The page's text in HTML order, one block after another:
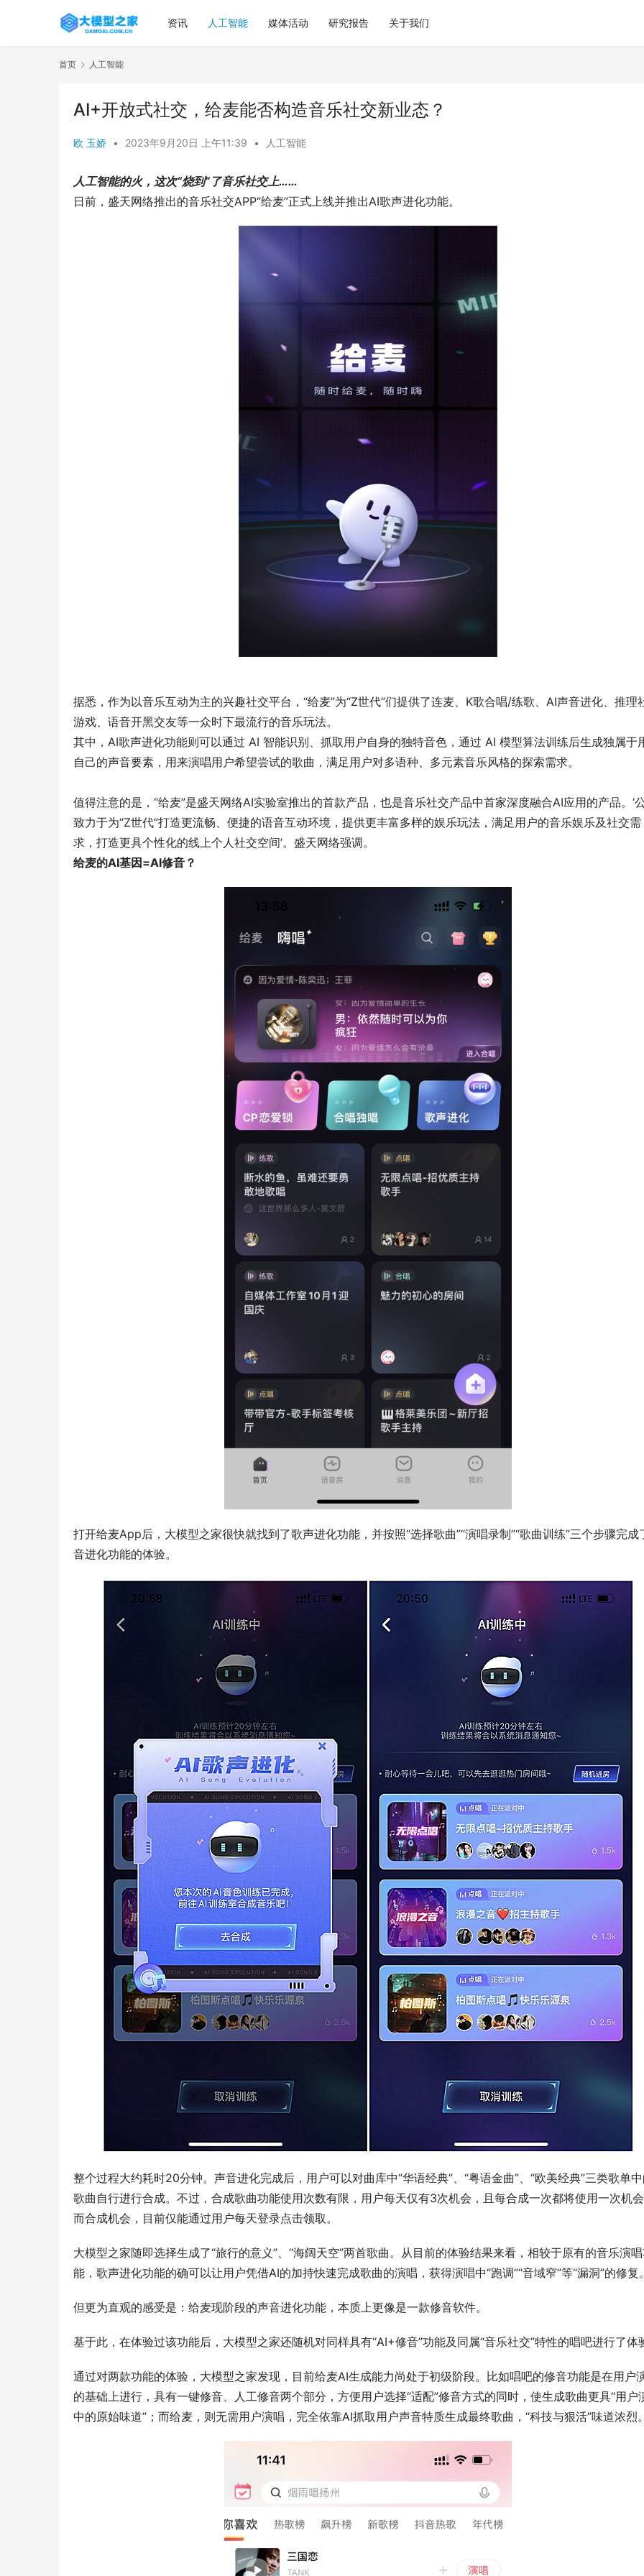
资讯 人工智能 媒体活动 研究报告 关于我们
首页 人工智能
AI+开放式社交，给麦能否构造音乐社交新业态？
欧 玉娇 • 2023年9月20日 上午11:39 • 人工智能
人工智能的火，这次“烧到”了音乐社交上……
日前，盛天网络推出的音乐社交APP“给麦”正式上线并推出AI歌声进化功能。
据悉，作为以音乐互动为主的兴趣社交平台，“给麦”为“Z世代”们提供了连麦、K歌合唱/练歌、AI声音进化、推理
游戏、语音开黑交友等一众时下最流行的音乐玩法。
其中，AI歌声进化功能则可以通过 AI 智能识别、抓取用户自身的独特音色，通过 AI 模型算法训练后生成独属于
自己的声音要素，用来演唱用户希望尝试的歌曲，满足用户对多语种、多元素音乐风格的探索需求。
值得注意的是，“给麦”是盛天网络AI实验室推出的首款产品，也是音乐社交产品中首家深度融合AI应用的产品。‘
致力于为“Z世代”打造更流畅、便捷的语音互动环境，提供更丰富多样的娱乐玩法，满足用户的音乐娱乐及社交需
求，打造更具个性化的线上个人社交空间’。盛天网络强调。
给麦的AI基因=AI修音？
打开给麦App后，大模型之家很快就找到了歌声进化功能，并按照“选择歌曲”“演唱录制”“歌曲训练”三个步骤完成
音进化功能的体验。
整个过程大约耗时20分钟。声音进化完成后，用户可以对曲库中“华语经典”、“粤语金曲”、“欧美经典”三类歌单
歌曲自行进行合成。不过，合成歌曲功能使用次数有限，用户每天仅有3次机会，且每合成一次都将使用一次机
而合成机会，目前仅能通过用户每天登录点击领取。
大模型之家随即选择生成了“旅行的意义”、“海阔天空”两首歌曲。从目前的体验结果来看，相较于原有的音乐演
能，歌声进化功能的确可以让用户凭借AI的加持快速完成歌曲的演唱，获得演唱中“跑调”“音域窄”等“漏洞”的修复
但更为直观的感受是：给麦现阶段的声音进化功能，本质上更像是一款修音软件。
基于此，在体验过该功能后，大模型之家还随机对同样具有“AI+修音”功能及同属“音乐社交”特性的唱吧进行了体
通过对两款功能的体验，大模型之家发现，目前给麦AI生成能力尚处于初级阶段。比如唱吧的修音功能是在用户
的基础上进行，具有一键修音、人工修音两个部分，方便用户选择“适配”修音方式的同时，使生成歌曲更具“用户
中的原始味道”；而给麦，则无需用户演唱，完全依靠AI抓取用户声音特质生成最终歌曲，“科技与狠活”味道浓烈